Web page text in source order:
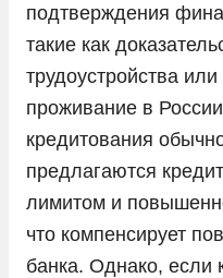
подтверждения
такие как
трудоустройства
проживание в
кредитования
предлагаются
лимитом и
что компенсирует
банка. Однако, если